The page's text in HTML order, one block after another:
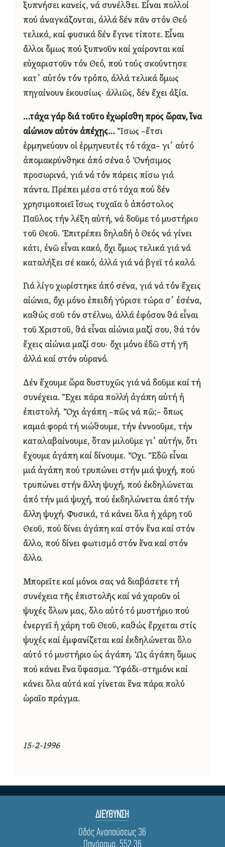
ξυπνήσει κανείς, νά συνέλθει. Εἶναι πολλοί
πού ἀναγκάζονται, ἀλλά δέν πᾶν στόν Θεό
τελικά, καί φυσικά δέν ἔγινε τίποτε. Εἶναι
ἄλλοι ὅμως πού ξυπνοῦν καί χαίρονται καί
εὐχαριστοῦν τόν Θεό, πού τούς σκούντησε
κατ᾿ αὐτόν τόν τρόπο, ἀλλά τελικά ὅμως
πηγαίνουν ἑκουσίως· ἀλλιῶς, δέν ἔχει ἀξία.
…τάχα γάρ διά τοῦτο ἐχωρίσθη πρός ὥραν, ἵνα
αἰώνιον αὐτόν ἀπέχῃς… Ἴσως –ἔτσι
ἑρμηνεύουν οἱ ἑρμηνευτές τό τάχα– γι᾿ αὐτό
ἀπομακρύνθηκε ἀπό σένα ὁ Ὀνήσιμος
προσωρινά, γιά νά τόν πάρεις πίσω γιά
πάντα. Πρέπει μέσα στό τάχα πού δέν
χρησιμοποιεῖ ἴσως τυχαῖα ὁ ἀπόστολος
Παῦλος τήν λέξη αὐτή, νά δοῦμε τό μυστήριο
τοῦ Θεοῦ. Ἐπιτρέπει δηλαδή ὁ Θεός νά γίνει
κάτι, ἐνῶ εἶναι κακό, ὄχι ὅμως τελικά γιά νά
καταλήξει σέ κακό, ἀλλά γιά νά βγεῖ τό καλό.
Γιά λίγο χωρίστηκε ἀπό σένα, γιά νά τόν ἔχεις
αἰώνια, ὄχι μόνο ἐπειδή γύρισε τώρα σ᾿ ἐσένα,
καθώς σοῦ τόν στέλνω, ἀλλά ἐφόσον θά εἶναι
τοῦ Χριστοῦ, θά εἶναι αἰώνια μαζί σου, θά τόν
ἔχεις αἰώνια μαζί σου· ὄχι μόνο ἐδῶ στή γῆ
ἀλλά καί στόν οὐρανό.
Δέν ἔχουμε ὥρα δυστυχῶς γιά νά δοῦμε καί τή
συνέχεια. Ἔχει πάρα πολλή ἀγάπη αὐτή ἡ
ἐπιστολή. Ὄχι ἀγάπη –πῶς νά πῶ;– ὅπως
καμιά φορά τή νιώθουμε, τήν ἐννοοῦμε, τήν
καταλαβαίνουμε, ὅταν μιλοῦμε γι᾿ αὐτήν, ὅτι
ἔχουμε ἀγάπη καί δίνουμε. Ὄχι. Ἔδῶ εἶναι
μιά ἀγάπη πού τρυπώνει στήν μιά ψυχή, πού
τρυπώνει στήν ἄλλη ψυχή, πού ἐκδηλώνεται
ἀπό τήν μιά ψυχή, πού ἐκδηλώνεται ἀπό τήν
ἄλλη ψυχή. Φυσικά, τά κάνει ὅλα ἡ χάρη τοῦ
Θεοῦ, πού δίνει ἀγάπη καί στόν ἕνα καί στόν
ἄλλο, πού δίνει φωτισμό στόν ἕνα καί στόν
ἄλλο.
Μπορεῖτε καί μόνοι σας νά διαβάσετε τή
συνέχεια τῆς ἐπιστολῆς καί νά χαροῦν οἱ
ψυχές ὅλων μας, ὅλο αὐτό τό μυστήριο πού
ἐνεργεῖ ἡ χάρη τοῦ Θεοῦ, καθώς ἔρχεται στίς
ψυχές καί ἐμφανίζεται καί ἐκδηλώνεται ὅλο
αὐτό τό μυστήριο ὡς ἀγάπη. Ὡς ἀγάπη ὅμως
πού κάνει ἕνα ὕφασμα. Ὑφάδι-στημόνι καί
κάνει ὅλα αὐτά καί γίνεται ἕνα πάρα πολύ
ὡραῖο πράγμα.
15-2-1996
ΔΙΕΥΘΥΝΣΗ
Οδός Αναπαύσεως 36
Πανόραμα, 552 36